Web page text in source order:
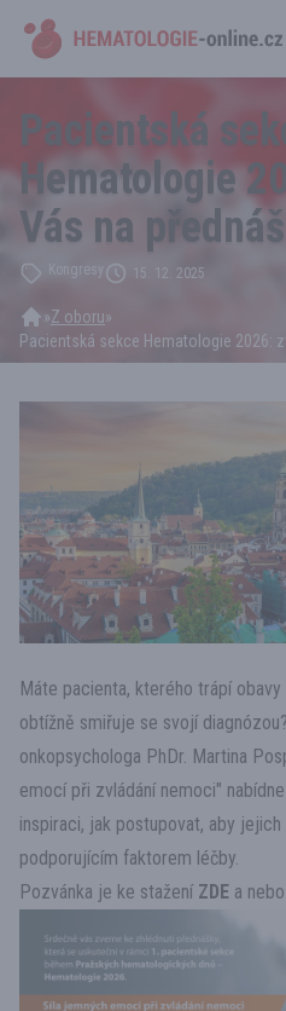
Pacientská
Hematologie
Vás na
Kongresy 15. 12. 2025
»Z oboru»
Pacientská sekce Hematologie 2026:
Máte pacienta, kterého trápí
obtížně smiřuje se svojí
onkopsychologa PhDr. Martina
emocí při zvládání nemoci"
inspiraci, jak postupovat, aby
podporujícím faktorem léčby.
Pozvánka je ke stažení ZDE a